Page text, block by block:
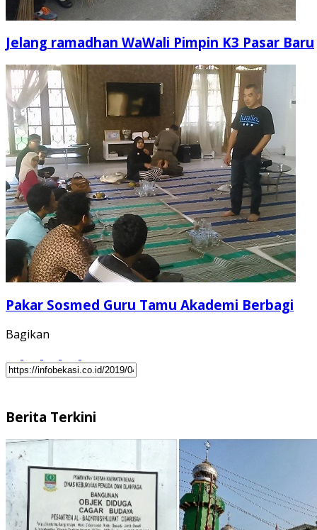
Jelang ramadhan WaWali Pimpin K3 Pasar Baru
Pakar Sosmed Guru Tamu Akademi Berbagi
Bagikan
Berita Terkini